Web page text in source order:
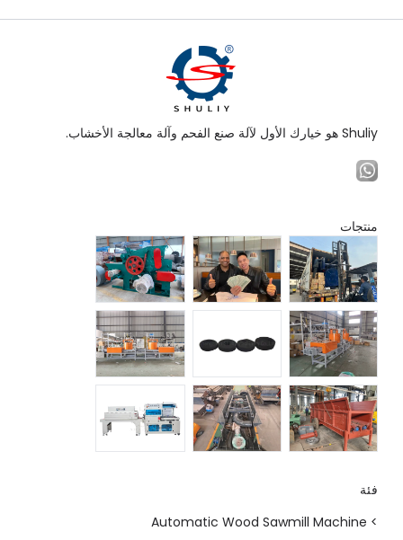
Shuliy هو خيارك الأول لآلة صنع الفحم وآلة معالجة الأخشاب.
منتجات
فئة
> Automatic Wood Sawmill Machine